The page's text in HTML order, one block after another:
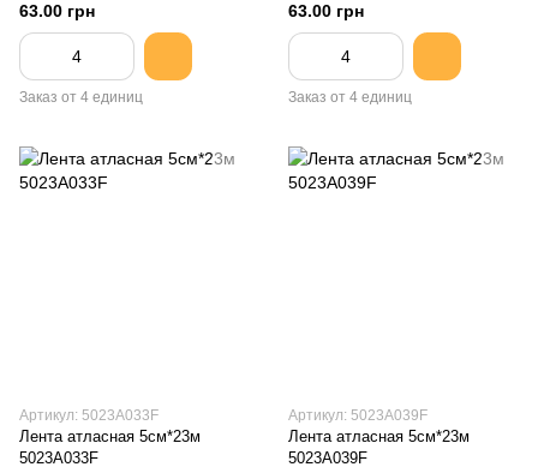
63.00 грн
Заказ от 4 единиц
63.00 грн
Заказ от 4 единиц
Артикул: 5023A033F
Лента атласная 5см*23м
5023A033F
Артикул: 5023A039F
Лента атласная 5см*23м
5023A039F